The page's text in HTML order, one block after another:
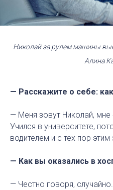
Николай за рулем машины
Алина
— Расскажите о себе:
— Меня зовут Николай, мне
Учился в университете,
водителем и с тех пор
— Как вы оказались в
— Честно говоря,